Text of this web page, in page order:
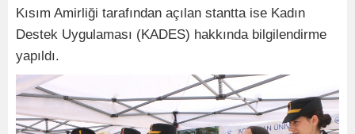
Kısım Amirliği tarafından açılan stantta ise Kadın
Destek Uygulaması (KADES) hakkında bilgilendirme
yapıldı.